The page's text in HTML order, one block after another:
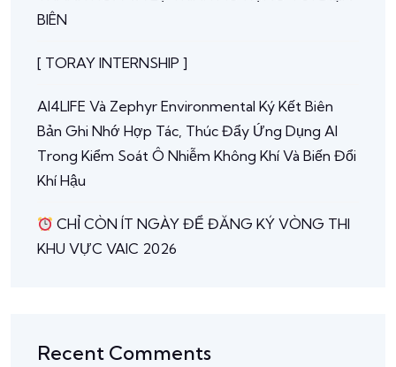
BIÊN
[ TORAY INTERNSHIP ]
AI4LIFE Và Zephyr Environmental Ký Kết Biên
Bản Ghi Nhớ Hợp Tác, Thúc Đẩy Ứng Dụng AI
Trong Kiểm Soát Ô Nhiễm Không Khí Và Biến Đổi
Khí Hậu
CHỈ CÒN ÍT NGÀY ĐỂ ĐĂNG KÝ VÒNG THI
KHU VỰC VAIC 2026
Recent Comments